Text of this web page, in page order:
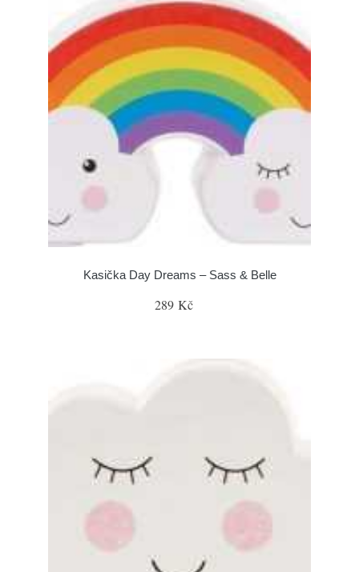
Kasička Day Dreams – Sass & Belle
289 Kč